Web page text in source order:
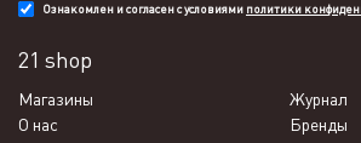
Ознакомлен и согласен с условиями политики
21 shop
Магазины
Журнал
О нас
Бренды